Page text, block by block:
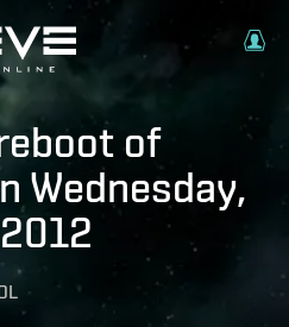
of
Wednesday,